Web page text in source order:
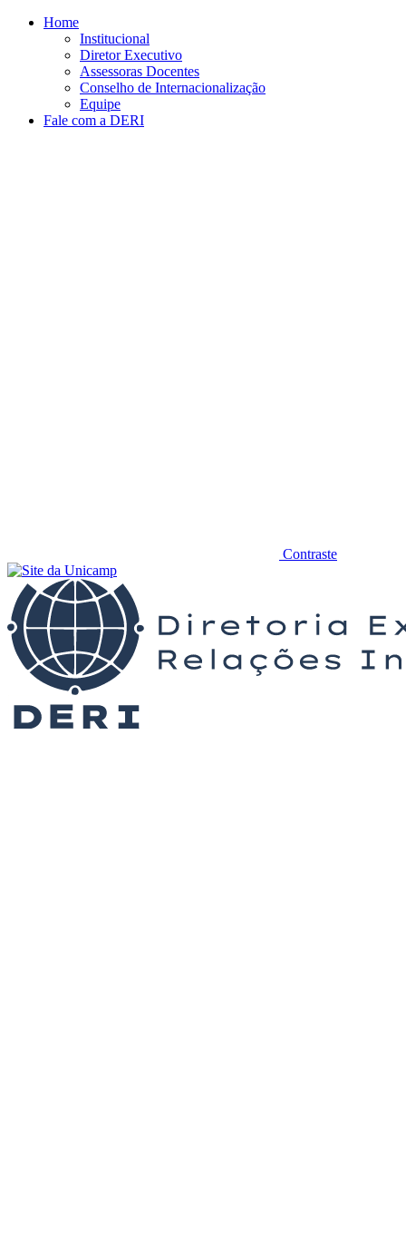
Conteúdo principal
Home
Institucional
Diretor Executivo
Assessoras Docentes
Conselho de Internacionalização
Equipe
Fale com a DERI
Contraste